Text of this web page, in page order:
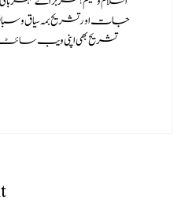
جات اور تشریح بمہ سياق و
تشریح بھی اپنی ویب سائٹ